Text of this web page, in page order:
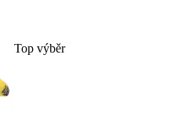
Top výběr